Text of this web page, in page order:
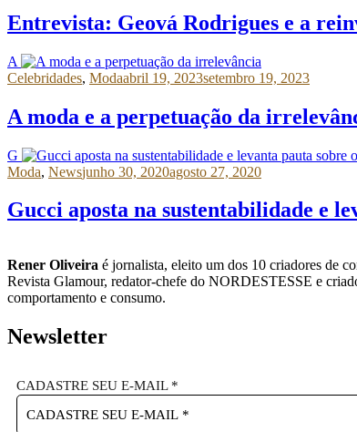
Entrevista: Geová Rodrigues e a
A
Celebridades, Modaabril 19, 2023setembro 19, 2023
A moda e a perpetuação da
G
Moda, Newsjunho 30, 2020agosto 27, 2020
Gucci aposta na sustentabilidade e
Rener Oliveira é jornalista, eleito um dos 10 criadores de
Revista Glamour, redator-chefe do NORDESTESSE e
comportamento e consumo.
Newsletter
CADASTRE SEU E-MAIL *